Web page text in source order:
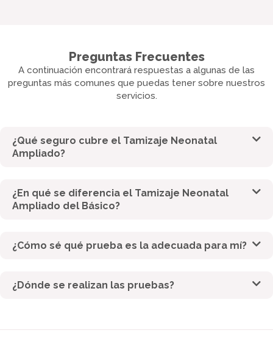
Preguntas Frecuentes
A continuación encontrará respuestas a algunas de las
preguntas más comunes que puedas tener sobre nuestros
servicios.
¿Qué seguro cubre el Tamizaje Neonatal
Ampliado?
¿En qué se diferencia el Tamizaje Neonatal
Ampliado del Básico?
¿Cómo sé qué prueba es la adecuada para mí?
¿Dónde se realizan las pruebas?